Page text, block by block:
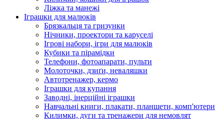
Ліжка та манежі
Іграшки для малюків
Брязкальця та гризунки
Нічники, проектори та каруселі
Ігрові набори, ігри для малюків
Кубики та пірамідки
Телефони, фотоапарати, пульти
Молоточки, дзиґи, неваляшки
Автотренажер, кермо
Іграшки для купання
Заводні, інерційні іграшки
Навчальні книги, плакати, планшети, комп'ютери
Килимки, дуги та тренажери для немовлят